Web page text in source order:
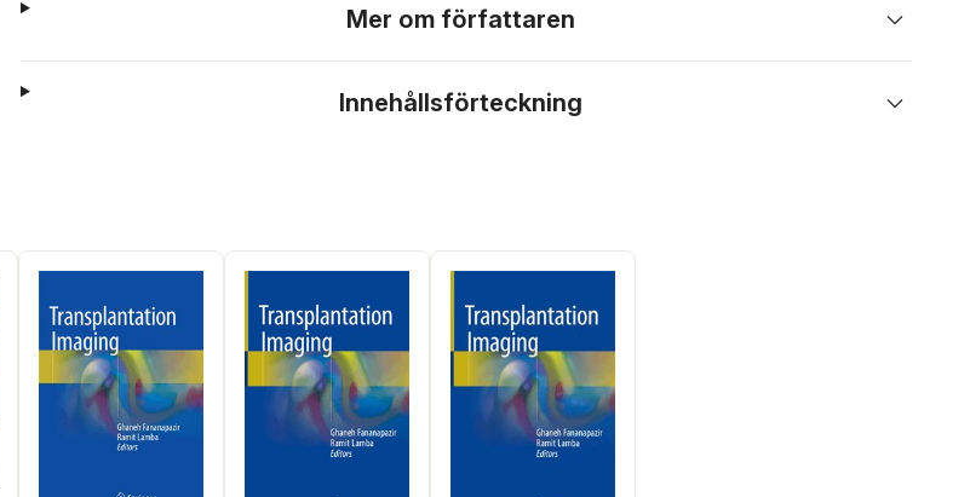
Mer om författaren
Innehållsförteckning